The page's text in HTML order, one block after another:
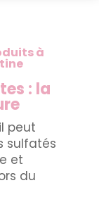
à
: la
peut
sulfatés
et
du